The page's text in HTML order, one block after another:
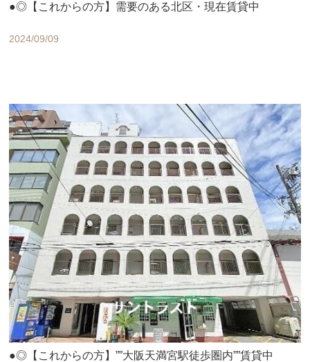
●◎【これからの方】需要のある北区・現在賃貸中
2024/09/09
●◎【これからの方】””大阪天満宮駅徒歩圏内””賃貸中